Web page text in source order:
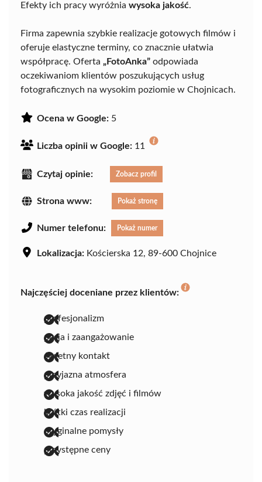
Efekty ich pracy wyróżnia wysoka jakość.
Firma zapewnia szybkie realizacje gotowych filmów i
oferuje elastyczne terminy, co znacznie ułatwia
współpracę. Oferta „FotoAnka” odpowiada
oczekiwaniom klientów poszukujących usług
fotograficznych na wysokim poziomie w Chojnicach.
Ocena w Google: 5
Liczba opinii w Google: 11
Czytaj opinie: Zobacz profil
Strona www: Pokaż stronę
Numer telefonu: Pokaż numer
Lokalizacja: Kościerska 12, 89-600 Chojnice
Najczęściej doceniane przez klientów:
profesjonalizm
pasja i zaangażowanie
świetny kontakt
przyjazna atmosfera
wysoka jakość zdjęć i filmów
krótki czas realizacji
oryginalne pomysły
przystępne ceny